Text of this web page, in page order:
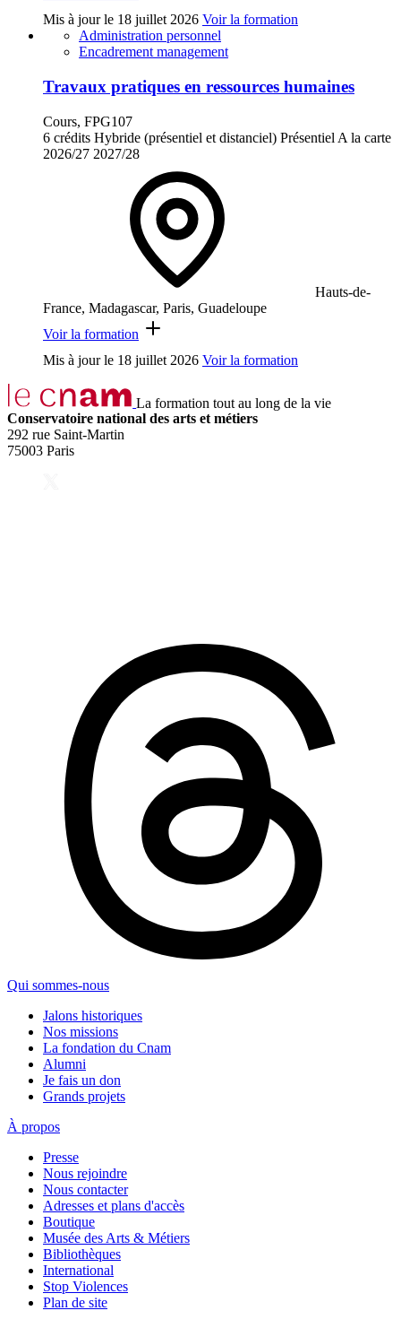
Mis à jour le 18 juillet 2026 Voir la formation
Administration personnel
Encadrement management
Travaux pratiques en ressources humaines
Cours, FPG107
6 crédits Hybride (présentiel et distanciel) Présentiel A la carte
2026/27 2027/28
Hauts-de-
France, Madagascar, Paris, Guadeloupe
Voir la formation
Mis à jour le 18 juillet 2026 Voir la formation
La formation tout au long de la vie
Conservatoire national des arts et métiers
292 rue Saint-Martin
75003 Paris
Qui sommes-nous
Jalons historiques
Nos missions
La fondation du Cnam
Alumni
Je fais un don
Grands projets
À propos
Presse
Nous rejoindre
Nous contacter
Adresses et plans d'accès
Boutique
Musée des Arts & Métiers
Bibliothèques
International
Stop Violences
Plan de site